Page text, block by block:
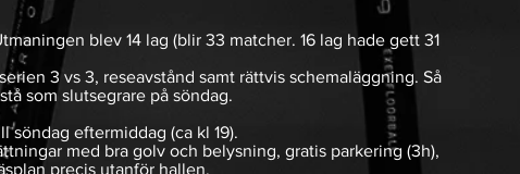
blev 14 lag (blir 33 matcher. 16 lag hade gett 31
3 vs 3, reseavstånd samt rättvis schemaläggning. Så
som slutsegrare på söndag.
söndag eftermiddag (ca kl 19).
med bra golv och belysning, gratis parkering (3h),
precis utanför hallen.